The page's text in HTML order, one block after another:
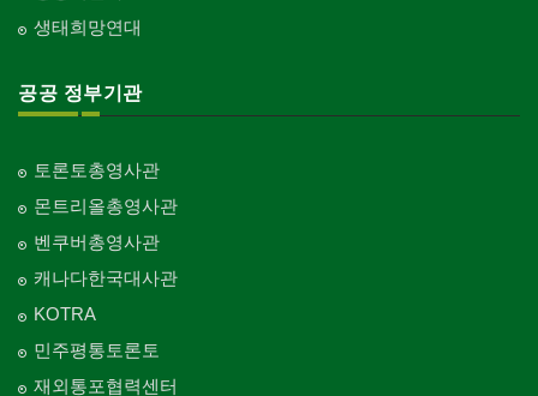
생태희망연대
공공 정부기관
토론토총영사관
몬트리올총영사관
벤쿠버총영사관
캐나다한국대사관
KOTRA
민주평통토론토
재외통포협력센터